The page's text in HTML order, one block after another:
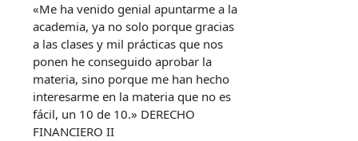
«Me ha venido genial apuntarme a la
academia, ya no solo porque gracias
a las clases y mil prácticas que nos
ponen he conseguido aprobar la
materia, sino porque me han hecho
interesarme en la materia que no es
fácil, un 10 de 10.» DERECHO
FINANCIERO II